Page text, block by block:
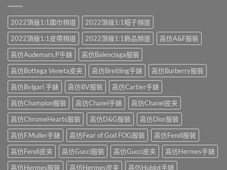
2022頂級1:1圍巾頻道
2022頂級1:1帽子頻道
2022頂級1:1皮帶頻道
2022頂級1:1飾品頻道
高仿A&F服裝
高仿Audemars.P手錶
高仿Balenciaga服裝
高仿Bottega Veneta皮夹
高仿Breitling手錶
高仿Burberry服裝
高仿Bvlgari 手錶
高仿BV服裝
高仿Cartier手錶
高仿Champion服裝
高仿Chanel手錶
高仿Chanel皮夹
高仿ChromeHearts服裝
高仿D&G服裝
高仿Dior服裝
高仿F.Muller手錶
高仿Fear of God FOG服裝
高仿Fendi服裝
高仿Fendi皮夹
高仿Gucci服裝 高仿Gucci皮夹
高仿Hermes手錶
高仿Hermes服裝
高仿Hermes皮夹 高仿Hublot手錶